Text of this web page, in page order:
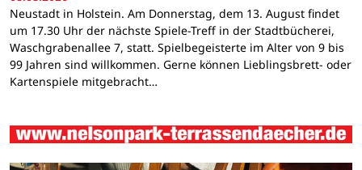
Neustadt in Holstein. Am Donnerstag, dem 13. August findet
um 17.30 Uhr der nächste Spiele-Treff in der Stadtbücherei,
Waschgrabenallee 7, statt. Spielbegeisterte im Alter von 9 bis
99 Jahren sind willkommen. Gerne können Lieblingsbrett- oder
Kartenspiele mitgebracht…